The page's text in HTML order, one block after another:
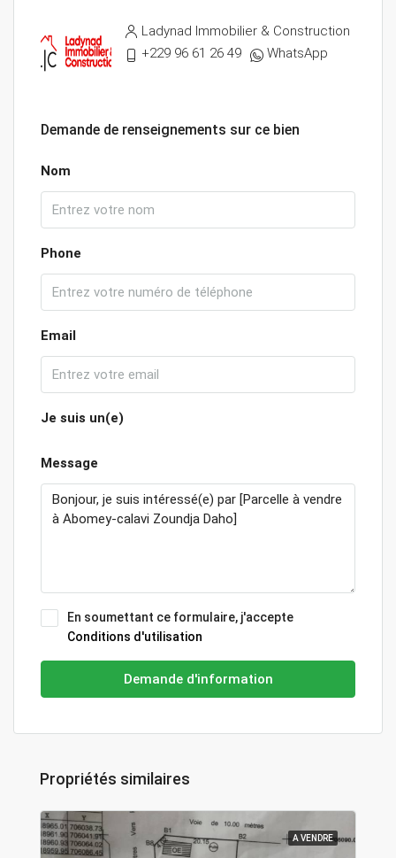
Ladynad Immobilier & Construction
+229 96 61 26 49
WhatsApp
Demande de renseignements sur ce bien
Nom
Phone
Email
Je suis un(e)
Message
En soumettant ce formulaire, j'accepte
Conditions d'utilisation
Demande d'information
Propriétés similaires
A VENDRE